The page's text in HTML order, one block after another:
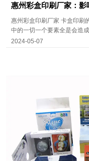
2024-05-07
惠州彩盒印刷厂家：
惠州彩盒印刷厂家 卡盒印刷
中的一切一个要素全是会造
个要素操纵好也是能够保证